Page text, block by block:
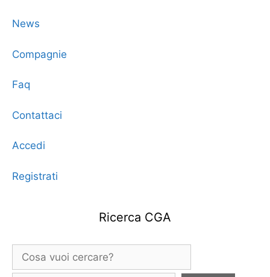
News
Compagnie
Faq
Contattaci
Accedi
Registrati
Ricerca CGA